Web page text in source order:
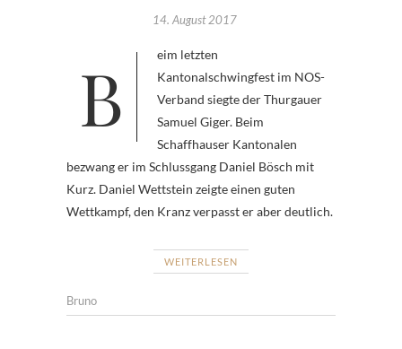
14. August 2017
Beim letzten
Kantonalschwingfest im NOS-
Verband siegte der Thurgauer
Samuel Giger. Beim
Schaffhauser Kantonalen
bezwang er im Schlussgang Daniel Bösch mit
Kurz. Daniel Wettstein zeigte einen guten
Wettkampf, den Kranz verpasst er aber deutlich.
WEITERLESEN
Bruno